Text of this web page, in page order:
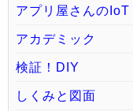
アプリ屋さんのIoT
アカデミック
検証！DIY
しくみと図面